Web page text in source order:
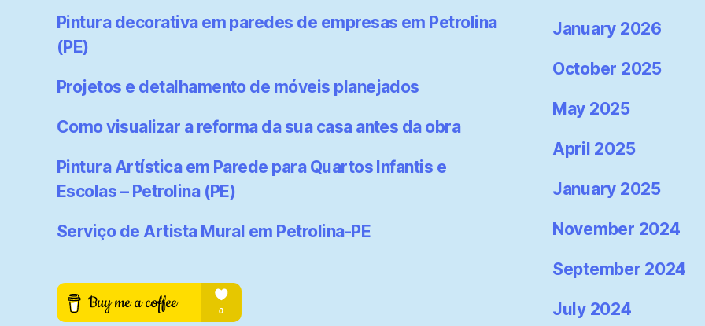
Pintura decorativa em paredes de empresas em Petrolina
(PE)
Projetos e detalhamento de móveis planejados
Como visualizar a reforma da sua casa antes da obra
Pintura Artística em Parede para Quartos Infantis e
Escolas – Petrolina (PE)
Serviço de Artista Mural em Petrolina-PE
January 2026
October 2025
May 2025
April 2025
January 2025
November 2024
September 2024
July 2024